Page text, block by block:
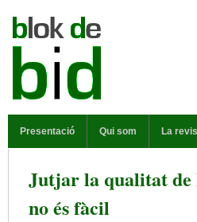
Presentació Qui som La
Jutjar la qualitat de
no és fàcil